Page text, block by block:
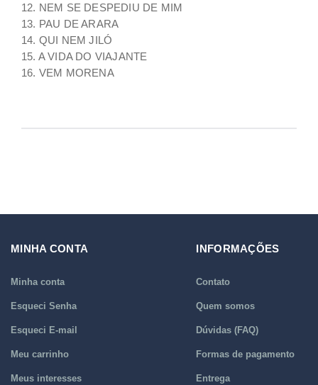
12. NEM SE DESPEDIU DE MIM
13. PAU DE ARARA
14. QUI NEM JILÓ
15. A VIDA DO VIAJANTE
16. VEM MORENA
MINHA CONTA
Minha conta
Esqueci Senha
Esqueci E-mail
Meu carrinho
Meus interesses
INFORMAÇÕES
Contato
Quem somos
Dúvidas (FAQ)
Formas de pagamento
Entrega